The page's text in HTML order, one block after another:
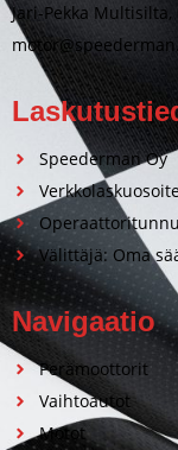
Jari-Pekka Multisilta,
Speederman Oy
Välittäjä: Oma
Navigaatio
Perämoottorit
Vaihtoautot
Motot